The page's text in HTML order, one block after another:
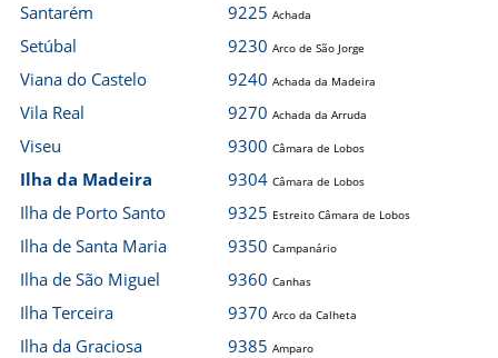
Santarém
Setúbal
Viana do Castelo
Vila Real
Viseu
Ilha da Madeira
Ilha de Porto Santo
Ilha de Santa Maria
Ilha de São Miguel
Ilha Terceira
Ilha da Graciosa
9225 Achada
9230 Arco de São Jorge
9240 Achada da Madeira
9270 Achada da Arruda
9300 Câmara de Lobos
9304 Câmara de Lobos
9325 Estreito Câmara de Lobos
9350 Campanário
9360 Canhas
9370 Arco da Calheta
9385 Amparo